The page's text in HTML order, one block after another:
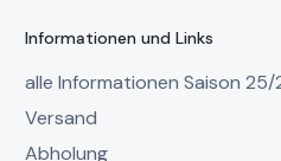
Informationen und Links
alle Informationen Saison 25/
Versand
Abholung